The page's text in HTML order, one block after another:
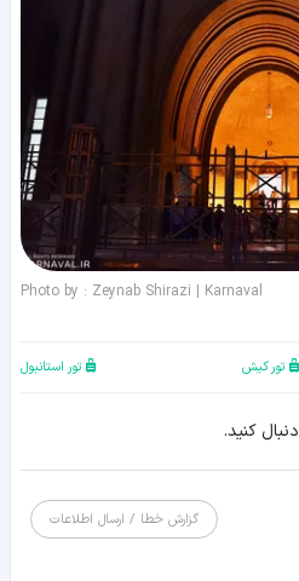
Photo by : Zeynab Shirazi | Karnaval
تور کیش تور استانبول
دنبال کنید.
گزارش خطا / ارسال اطلاعات